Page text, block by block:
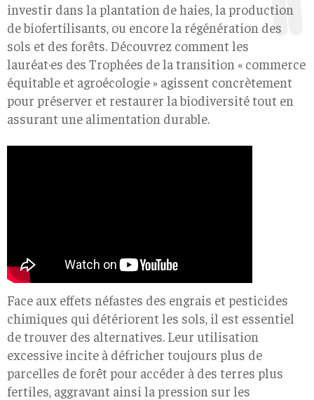
investir dans la plantation de haies, la production
de biofertilisants, ou encore la régénération des
sols et des forêts. Découvrez comment les
lauréat·es des Trophées de la transition « commerce
équitable et agroécologie » agissent concrètement
pour préserver et restaurer la biodiversité tout en
assurant une alimentation durable.
Face aux effets néfastes des engrais et pesticides
chimiques qui détériorent les sols, il est essentiel
de trouver des alternatives. Leur utilisation
excessive incite à défricher toujours plus de
parcelles de forêt pour accéder à des terres plus
fertiles, aggravant ainsi la pression sur les